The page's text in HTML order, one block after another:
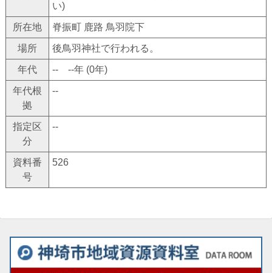
い)
所在地 脊振町 鹿路 鳥羽院下
場所 後鳥羽神社で行われる。
年代 -- --年 (0年)
年代根
拠
--
指定区
分
--
資料番
号
526